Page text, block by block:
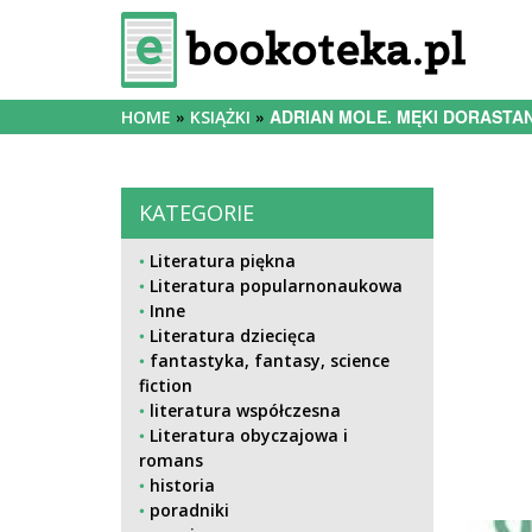
HOME KSIĄŻKI ADRIAN MOLE. MĘKI
KATEGORIE
Literatura piękna
Literatura popularnonaukowa
Inne
Literatura dziecięca
fantastyka, fantasy, science
fiction
literatura współczesna
Literatura obyczajowa i
romans
historia
poradniki